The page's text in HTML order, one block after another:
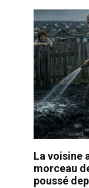
La voisine
morceau
poussé